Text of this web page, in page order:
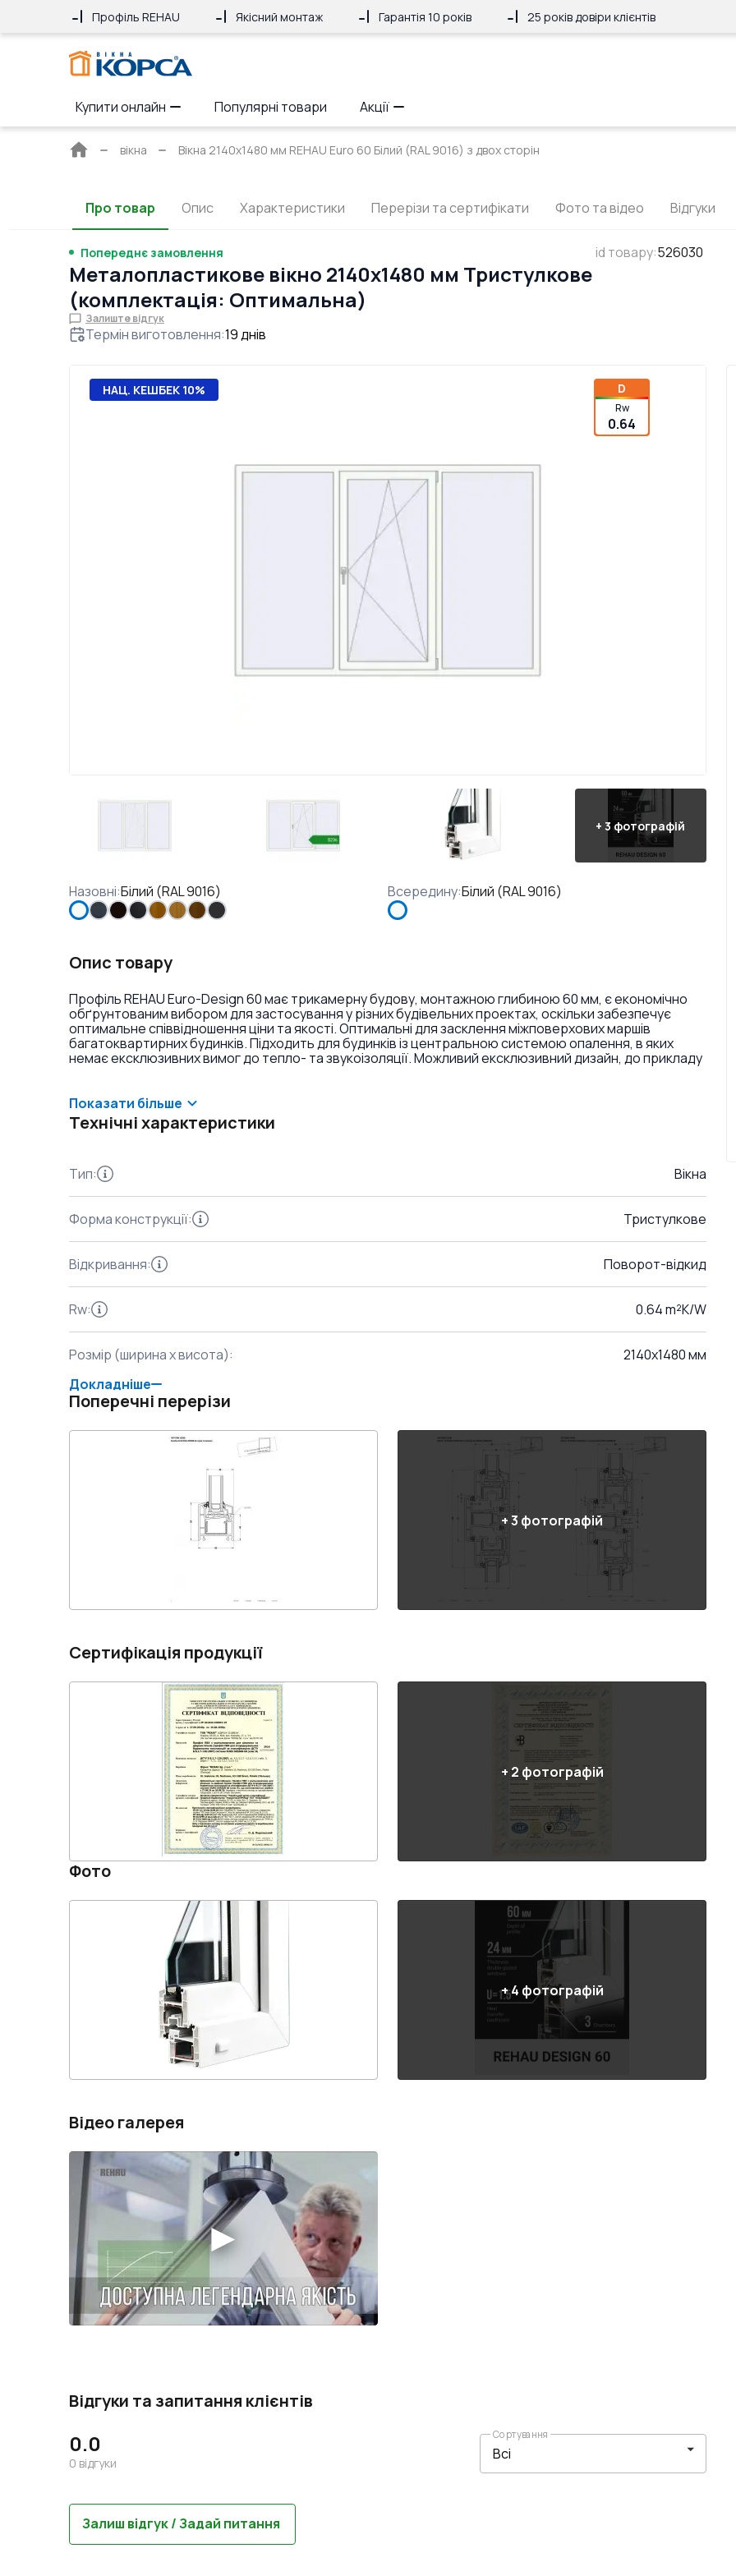
Профіль REHAU Якісний монтаж Гарантія 10 років 25 років довіри клієнтів
Купити онлайн Популярні товари Акції
Головна
вікна Вікна 2140x1480 мм REHAU Euro 60 Білий (RAL 9016) з двох сторін
Про товар Опис Характеристики Перерізи та сертифікати Фото та відео Відгуки
Попереднє замовлення id товару:526030
Металопластикове вікно 2140x1480 мм Тристулкове
(комплектація: Оптимальна)
Залиште відгук
Термін виготовлення:19днів
НАЦ. КЕШБЕК 10% D
Rw
0.64
+3 фотографій
Назовні:Білий (RAL 9016) Всередину:Білий (RAL 9016)
Опис товару
Профіль REHAU Euro-Design 60 має трикамерну будову, монтажною глибиною 60 мм, є економічно
обґрунтованим вибором для застосування у різних будівельних проектах, оскільки забезпечує
оптимальне співвідношення ціни та якості. Оптимальні для засклення міжповерхових маршів
багатоквартирних будинків. Підходить для будинків із центральною системою опалення, в яких
немає ексклюзивних вимог до тепло- та звукоізоляції. Можливий ексклюзивний дизайн, до прикладу
Показати більше
Технічні характеристики
Тип: Вікна
Форма конструкції: Тристулкове
Відкривання: Поворот-відкид
Rw: 0.64 m²K/W
Розмір (ширина x висота):
2140x1480 мм
Докладніше
Поперечні перерізи
+3 фотографій
Сертифікація продукції
+2 фотографій
Фото
+4 фотографій
Відео галерея
Відгуки та запитання клієнтів
0.0
0 відгуки
Сортування
Залиш відгук / Задай питання